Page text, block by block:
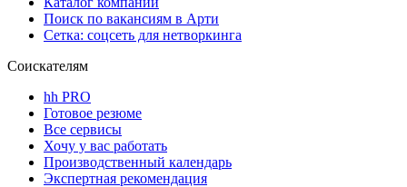
Поиск по вакансиям в Арти
Сетка: соцсеть для нетворкинга
Соискателям
hh PRO
Готовое резюме
Все сервисы
Хочу у вас работать
Производственный календарь
Экспертная рекомендация